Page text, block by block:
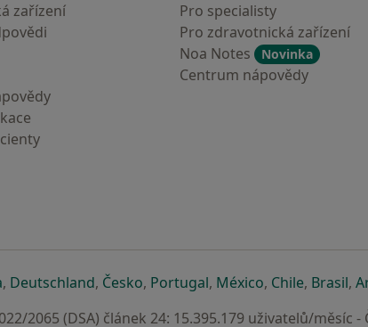
zařízení
Pro specialisty
Pro zdravotnická zařízení
Noa Notes
Novinka
Centrum nápovědy
záložce
v nové záložce
se otevře v nové záložce
, Deutschlandse otevře v nové záložce
, Českose otevře v nové záložce
, Portugalse otevře v nové
, Méxicose otevře v
, Chilese otevře
, Brasilse
,
2065 (DSA) článek 24: 15.395.179 uživatelů/měsíc -